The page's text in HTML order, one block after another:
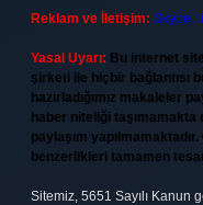
Reklam ve İletişim: Skype:
Yasal Uyarı: Bu internet
şirketi ile hiçbir bağlantısı
hazırladığımız makaleler
haber niteliği
paylaşım
benzerlikleri tamamen
Sitemiz, 5651 Sayılı Kanun